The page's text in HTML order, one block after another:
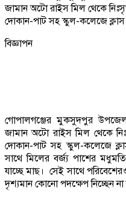
জামান অটো রাইস মিল থেকে
দোকান-পাট সহ স্কুল-কলেজে
বিজ্ঞাপন
গোপালগঞ্জের মুকসুদপুর
জামান অটো রাইস মিল থেকে
দোকান-পাট সহ স্কুল-কলেজে
সাথে মিলের বর্জ্য পাশের
যাচ্ছে মাছ। সেই সাথে
দৃশ্যমান কোনো পদক্ষেপ নিচ্ছেন না